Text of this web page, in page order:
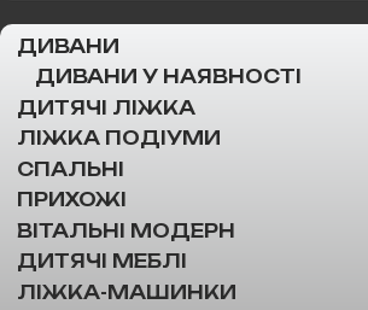
ДИВАНИ
ДИВАНИ У НАЯВНОСТІ
ДИТЯЧІ ЛІЖКА
ЛІЖКА ПОДІУМИ
СПАЛЬНІ
ПРИХОЖІ
ВІТАЛЬНІ МОДЕРН
ДИТЯЧІ МЕБЛІ
ЛІЖКА-МАШИНКИ